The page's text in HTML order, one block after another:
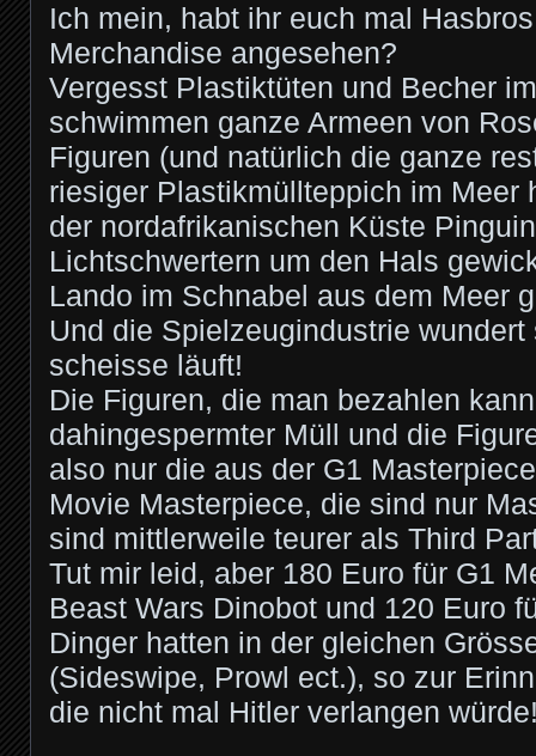
Ich mein, habt ihr euch mal
Merchandise angesehen?
Vergesst Plastiktüten und Becher
schwimmen ganze Armeen von
Figuren (und natürlich die ganze
riesiger Plastikmüllteppich im Meer
der nordafrikanischen Küste
Lichtschwertern um den Hals
Lando im Schnabel aus dem Meer
Und die Spielzeugindustrie
scheisse läuft!
Die Figuren, die man bezahlen
dahingespermter Müll und die
also nur die aus der G1
Movie Masterpiece, die sind nur
sind mittlerweile teurer als Third
Tut mir leid, aber 180 Euro für G1
Beast Wars Dinobot und 120 Euro
Dinger hatten in der gleichen
(Sideswipe, Prowl ect.), so zur
die nicht mal Hitler verlangen